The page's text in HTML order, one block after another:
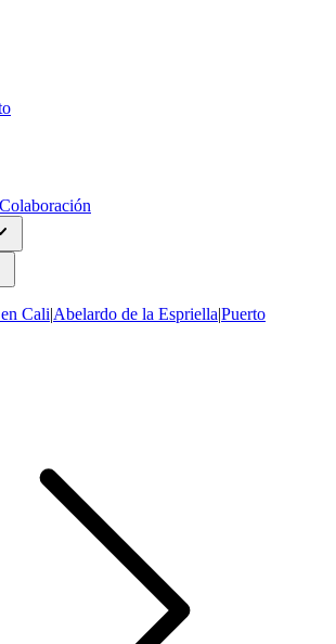
Cali|Abelardo de la Espriella|Puerto